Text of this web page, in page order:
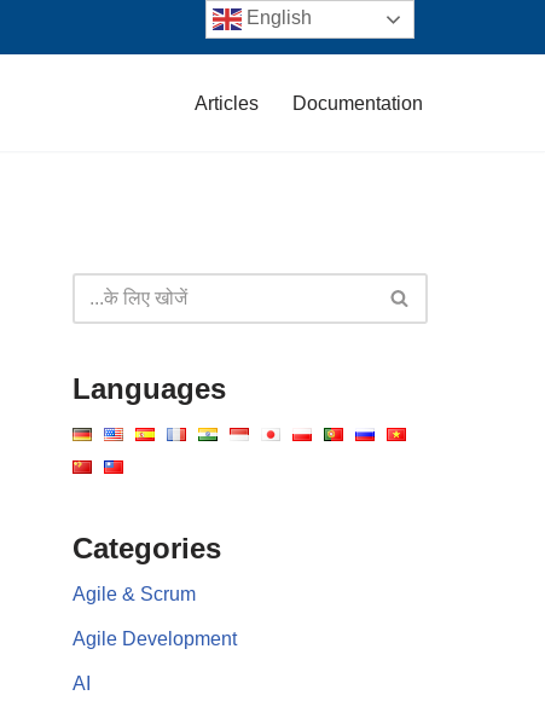
Articles Documentation
Languages
Categories
Agile & Scrum
Agile Development
AI
English